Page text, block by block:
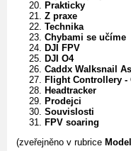
Prakticky
Z praxe
Technika
Chybami se učíme
DJI FPV
DJI O4
Caddx Walksnail
Flight Controllery -
Headtracker
Prodejci
Souvislosti
FPV soaring
(zveřejněno v rubrice